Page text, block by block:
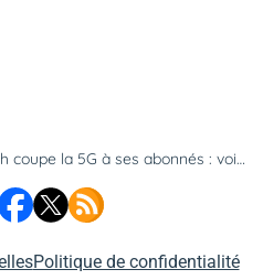
Sosh coupe la 5G à ses abonnés : voici comment continuer à en profiter ?
Politique de confidentialité